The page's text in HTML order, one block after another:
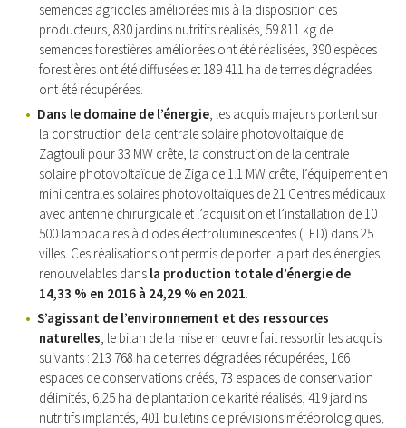
semences agricoles améliorées mis à la disposition des
producteurs, 830 jardins nutritifs réalisés, 59 811 kg de
semences forestières améliorées ont été réalisées, 390 espèces
forestières ont été diffusées et 189 411 ha de terres dégradées
ont été récupérées.
Dans le domaine de l’énergie, les acquis majeurs portent sur
la construction de la centrale solaire photovoltaïque de
Zagtouli pour 33 MW crête, la construction de la centrale
solaire photovoltaïque de Ziga de 1.1 MW crête, l’équipement en
mini centrales solaires photovoltaïques de 21 Centres médicaux
avec antenne chirurgicale et l’acquisition et l’installation de 10
500 lampadaires à diodes électroluminescentes (LED) dans 25
villes. Ces réalisations ont permis de porter la part des énergies
renouvelables dans la production totale d’énergie de
14,33 % en 2016 à 24,29 % en 2021.
S’agissant de l’environnement et des ressources
naturelles, le bilan de la mise en œuvre fait ressortir les acquis
suivants : 213 768 ha de terres dégradées récupérées, 166
espaces de conservations créés, 73 espaces de conservation
délimités, 6,25 ha de plantation de karité réalisés, 419 jardins
nutritifs implantés, 401 bulletins de prévisions météorologiques,